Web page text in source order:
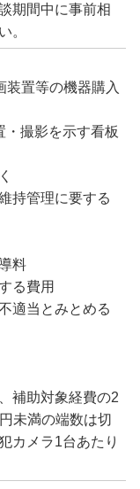
期間中に事前相
。
装置等の機器購入
・撮影を示す看板
持管理に要する
料
る費用
適当とみとめる
補助対象経費の2
未満の端数は切
カメラ1台あたり